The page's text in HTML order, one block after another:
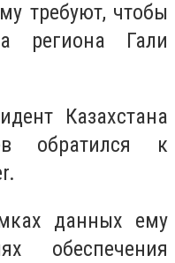
требуют, чтобы
Гали
Казахстана
обратился к
данных ему
обеспечения